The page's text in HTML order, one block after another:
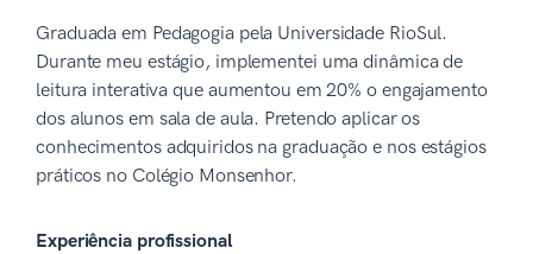
Graduada em Pedagogia pela Universidade RioSul.
Durante meu estágio, implementei uma dinâmica de
leitura interativa que aumentou em 20% o engajamento
dos alunos em sala de aula. Pretendo aplicar os
conhecimentos adquiridos na graduação e nos estágios
práticos no Colégio Monsenhor.
Experiência profissional